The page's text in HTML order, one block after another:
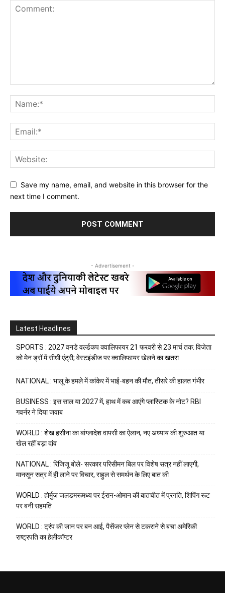
Save my name, email, and website in this browser for the
next time I comment.
- Advertisement -
Latest Headlines
SPORTS : 2027 वनडे वर्ल्डकप क्वालिफायर 21 फरवरी से 23 मार्च तक: विजेता
को मेन ड्रॉ में सीधी एंट्री; वेस्टइंडीज पर क्वालिफायर खेलने का खतरा
NATIONAL : भालू के हमले में कांकेर में भाई-बहन की मौत, तीसरे की हालत गंभीर
BUSINESS : इस साल या 2027 में, हाथ में कब आएंगे प्लास्टिक के नोट? RBI
गवर्नर ने दिया जवाब
WORLD : शेख हसीना का बांग्लादेश वापसी का ऐलान, नए अध्याय की शुरुआत या
खेल रहीं बड़ा दांव
NATIONAL : रिजिजू बोले- सरकार परिसीमन बिल पर विशेष सत्र नहीं लाएगी,
मानसून सत्र में ही लाने पर विचार, राहुल से समर्थन के लिए बात की
WORLD : होर्मुज़ जलडमरूमध्य पर ईरान-ओमान की बातचीत में प्रगति, शिपिंग रूट
पर बनी सहमति
WORLD : ट्रंप की जान पर बन आई, पैसेंजर प्लेन से टकराने से बचा अमेरिकी
राष्ट्रपति का हेलीकॉप्टर